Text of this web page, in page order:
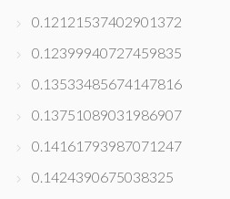
0.12121537402901372
0.12399940727459835
0.13533485674147816
0.13751089031986907
0.14161793987071247
0.1424390675038325